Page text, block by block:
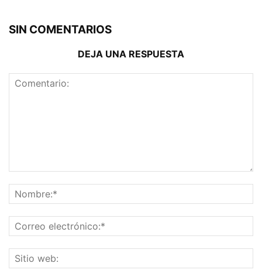
SIN COMENTARIOS
DEJA UNA RESPUESTA